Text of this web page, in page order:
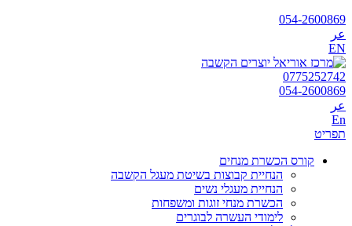
054-2600869
عر
EN
0775252742
054-2600869
عر
En
תפריט
קורס הכשרת מנחים
הנחיית קבוצות בשיטת מעגל הקשבה
הנחיית מעגלי נשים
הכשרת מנחי זוגות ומשפחות
לימודי העשרה לבוגרים